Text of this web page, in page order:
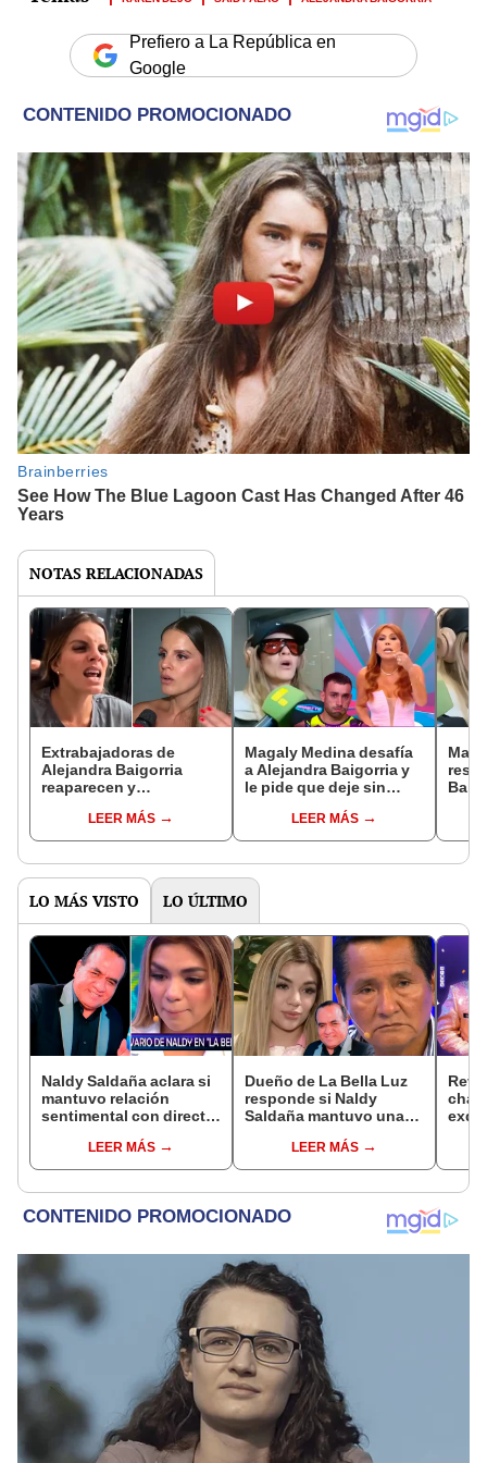
Prefiero a La República en
Google
NOTAS RELACIONADAS
Extrabajadoras de
Alejandra Baigorria
reaparecen y
cómo las trató:
“Siempre estaré
LEER MÁS
Magaly Medina desafía
a Alejandra Baigorria y
le pide que deje sin
su empresa: “No sabe
qué hacer”
LEER MÁS
LO MÁS VISTO LO ÚLTIMO
Naldy Saldaña aclara si
mantuvo relación
sentimental con director
denunciarlo por
tocamientos: “Me
LEER MÁS
Dueño de La Bella Luz
responde si Naldy
Saldaña mantuvo una
exdirector musical: “No
me consta”
LEER MÁS